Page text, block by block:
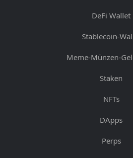
DeFi Wallet
Stablecoin-
Meme-Münzen-
Staken
NFTs
DApps
Perps